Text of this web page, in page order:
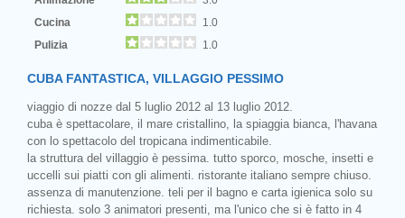
Cucina
1.0
Pulizia
1.0
CUBA FANTASTICA, VILLAGGIO PESSIMO
viaggio di nozze dal 5 luglio 2012 al 13 luglio 2012.
cuba è spettacolare, il mare cristallino, la spiaggia bianca, l'havana
con lo spettacolo del tropicana indimenticabile.
la struttura del villaggio è pessima. tutto sporco, mosche, insetti e
uccelli sui piatti con gli alimenti. ristorante italiano sempre chiuso.
assenza di manutenzione. teli per il bagno e carta igienica solo su
richiesta. solo 3 animatori presenti, ma l'unico che si è fatto in 4